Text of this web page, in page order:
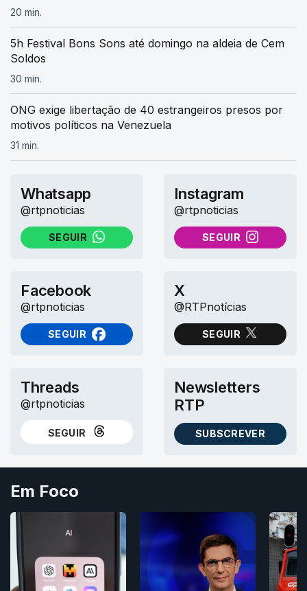
20 min.
5h Festival Bons Sons até domingo na aldeia de Cem
Soldos
30 min.
ONG exige libertação de 40 estrangeiros presos por
motivos políticos na Venezuela
31 min.
Whatsapp
@rtpnoticias
SEGUIR
NO WHATSAPP
Instagram
@rtpnoticias
SEGUIR
NO INSTAGRAM
Facebook
@rtpnoticias
SEGUIR
NO FACEBOOK
X
@RTPnotícias
SEGUIR
NO X (TWITTER)
Threads
@rtpnoticias
SEGUIR
NO THREADS
Newsletters
RTP
SUBSCREVER
AS NEWSLETTERS RTP
Em Foco